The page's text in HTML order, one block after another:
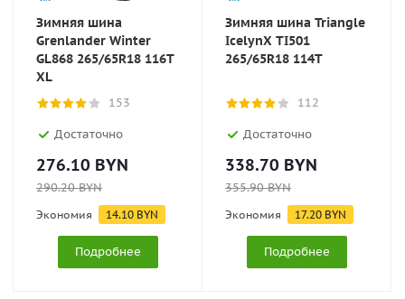
Зимняя шина
Grenlander Winter
GL868 265/65R18 116T
XL
153
Достаточно
276.10 BYN
290.20BYN
Экономия 14.10 BYN
Подробнее
Зимняя шина Triangle
IcelynX TI501
265/65R18 114T
112
Достаточно
338.70 BYN
355.90BYN
Экономия 17.20 BYN
Подробнее